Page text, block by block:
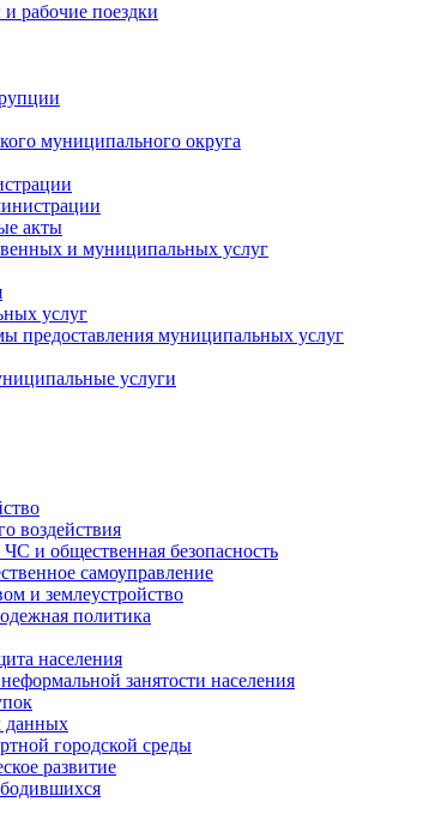
рабочие поездки
муниципального округа
акты
и муниципальных услуг
услуг
предоставления муниципальных услуг
услуги
воздействия
и общественная безопасность
самоуправление
и землеустройство
политика
населения
занятости населения
данных
городской среды
развитие